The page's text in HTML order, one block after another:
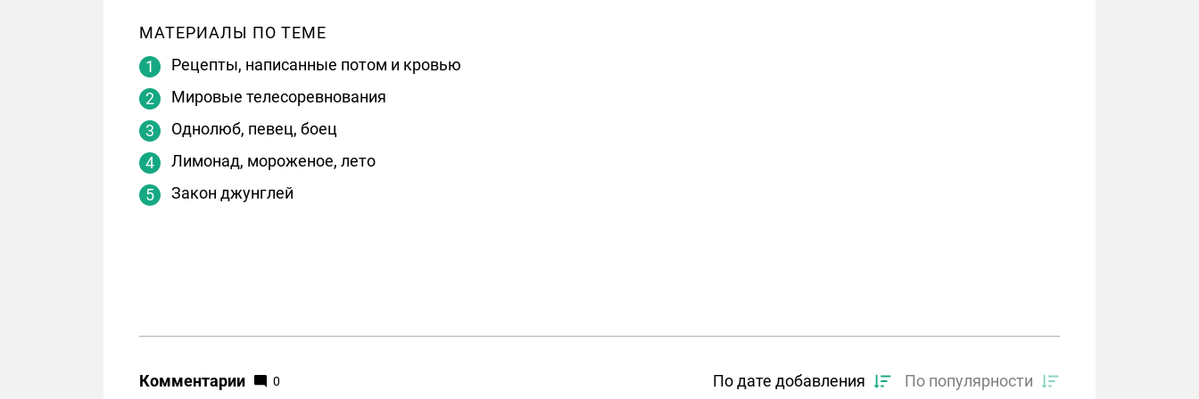
МАТЕРИАЛЫ ПО ТЕМЕ
Рецепты, написанные потом и кровью
Мировые телесоревнования
Однолюб, певец, боец
Лимонад, мороженое, лето
Закон джунглей
Комментарии 0 По дате добавления По популярности